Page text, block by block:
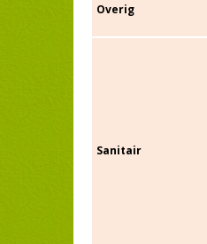
Overig
Sanitair